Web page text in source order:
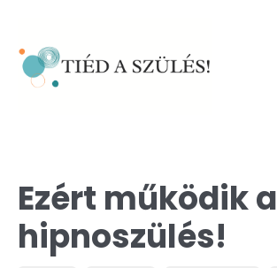
Ezért működik a
hipnoszülés!